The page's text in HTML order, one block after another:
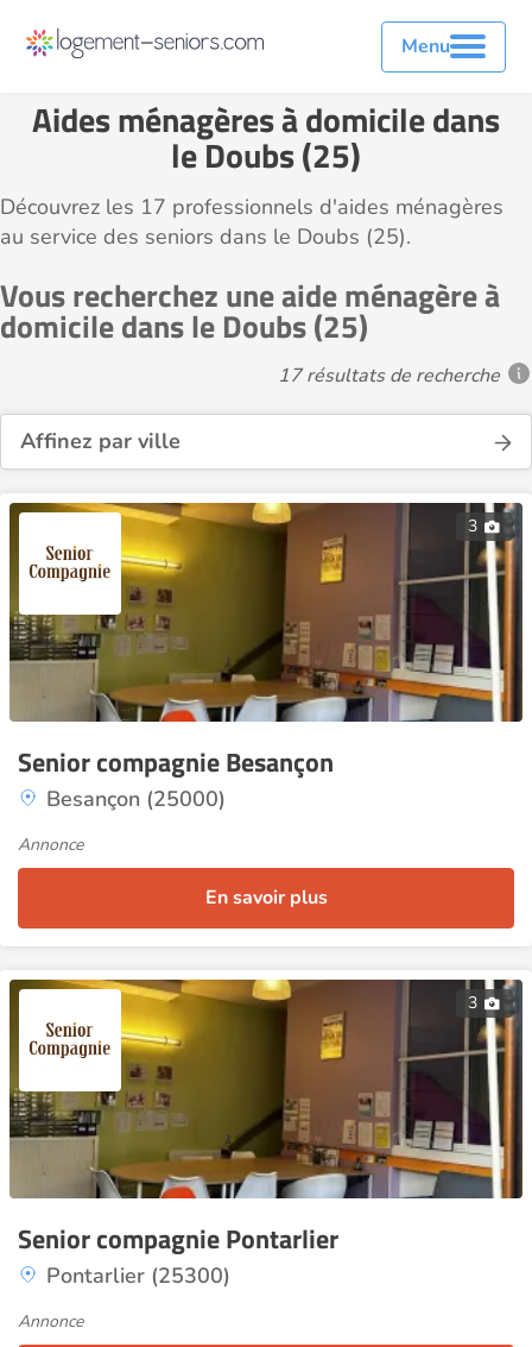
Menu
Aides ménagères à domicile dans
le Doubs (25)
Découvrez les 17 professionnels d'aides ménagères
au service des seniors dans le Doubs (25).
Vous recherchez une aide ménagère à
domicile dans le Doubs (25)
17 résultats de recherche
Affinez par ville
3
Senior compagnie Besançon
Besançon (25000)
Annonce
En savoir plus
3
Senior compagnie Pontarlier
Pontarlier (25300)
Annonce